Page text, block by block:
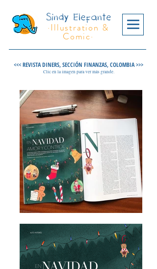
Sindy Elefante
·Illustration &
Comic·
<<< REVISTA DINERS, SECCIÓN FINANZAS, COLOMBIA >>>
Clic en la imagen para ver más grande.